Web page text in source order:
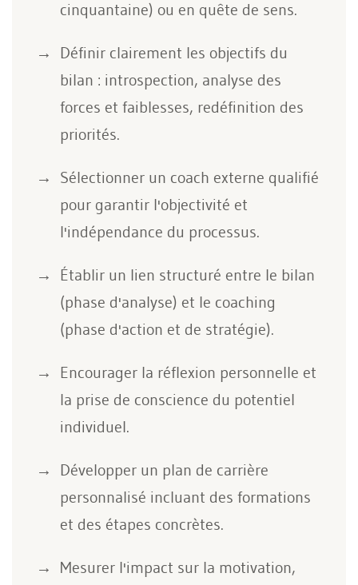
cinquantaine) ou en quête de sens.
Définir clairement les objectifs du
bilan : introspection, analyse des
forces et faiblesses, redéfinition des
priorités.
Sélectionner un coach externe qualifié
pour garantir l'objectivité et
l'indépendance du processus.
Établir un lien structuré entre le bilan
(phase d'analyse) et le coaching
(phase d'action et de stratégie).
Encourager la réflexion personnelle et
la prise de conscience du potentiel
individuel.
Développer un plan de carrière
personnalisé incluant des formations
et des étapes concrètes.
Mesurer l'impact sur la motivation,